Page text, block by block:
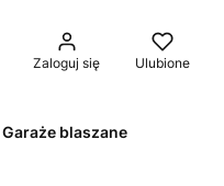
Zaloguj się Ulubione
Garaże blaszane